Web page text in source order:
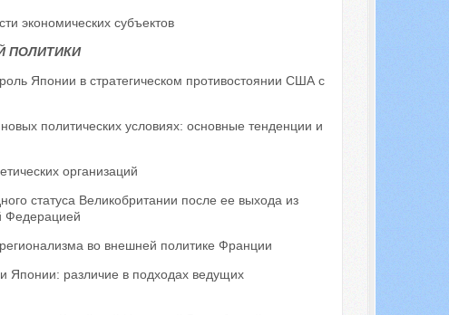
экономических субъектов
ПОЛИТИКИ
Японии в стратегическом противостоянии США с
политических условиях: основные тенденции и
организаций
статуса Великобритании после ее выхода из
Федерацией
во внешней политике Франции
Японии: различие в подходах ведущих